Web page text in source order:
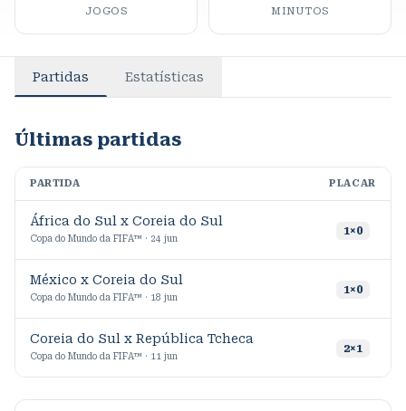
JOGOS MINUTOS
Partidas Estatísticas
Últimas partidas
PARTIDA PLACAR
África do Sul x Coreia do Sul
Copa do Mundo da FIFA™ · 24 jun
1×0
México x Coreia do Sul
Copa do Mundo da FIFA™ · 18 jun
1×0
Coreia do Sul x República Tcheca
Copa do Mundo da FIFA™ · 11 jun
2×1